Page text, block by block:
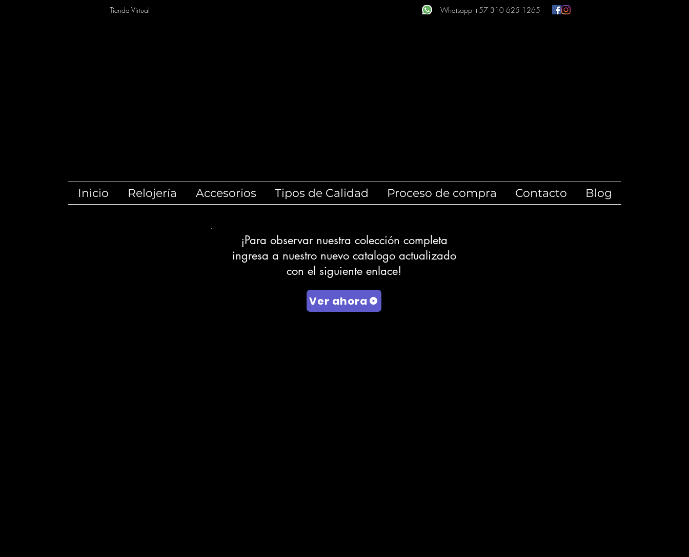
Tienda Virtual Whatsapp +57 310 625 1265
Inicio Relojería Accesorios Tipos de Calidad Proceso de compra Contacto Blog
¡Para observar nuestra colección completa
ingresa a nuestro nuevo catalogo actualizado
con el siguiente enlace!
Ver ahora